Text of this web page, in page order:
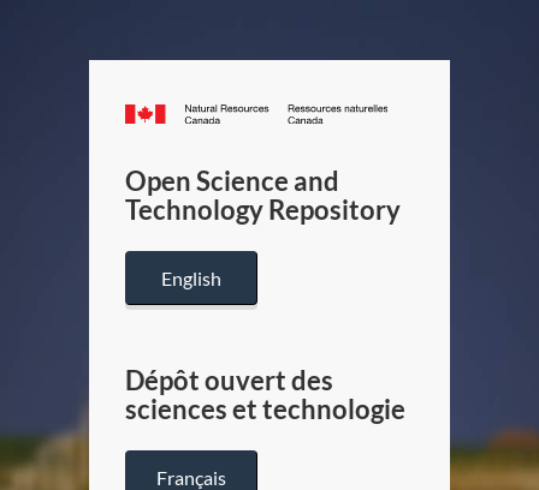
Canada.ca
/
Canada
Open Science and
Technology Repository
English
Dépôt ouvert des
sciences et technologie
Français